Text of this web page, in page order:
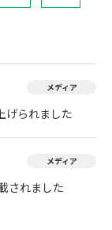
メディア
げられました
メディア
されました